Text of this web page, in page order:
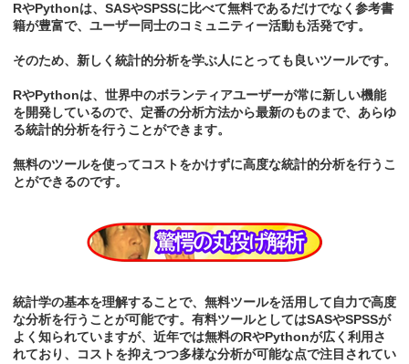
RやPythonは、SASやSPSSに比べて無料であるだけでなく参考書
籍が豊富で、ユーザー同士のコミュニティー活動も活発です。
そのため、新しく統計的分析を学ぶ人にとっても良いツールです。
RやPythonは、世界中のボランティアユーザーが常に新しい機能
を開発しているので、定番の分析方法から最新のものまで、あらゆ
る統計的分析を行うことができます。
無料のツールを使ってコストをかけずに高度な統計的分析を行うこ
とができるのです。
統計学の基本を理解することで、無料ツールを活用して自力で高度
な分析を行うことが可能です。有料ツールとしてはSASやSPSSが
よく知られていますが、近年では無料のRやPythonが広く利用さ
れており、コストを抑えつつ多様な分析が可能な点で注目されてい